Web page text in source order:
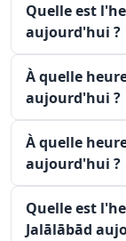
Quelle est
aujourd'hui ?
À quelle
aujourd'hui ?
À quelle
aujourd'hui ?
Quelle est
Jalālābād